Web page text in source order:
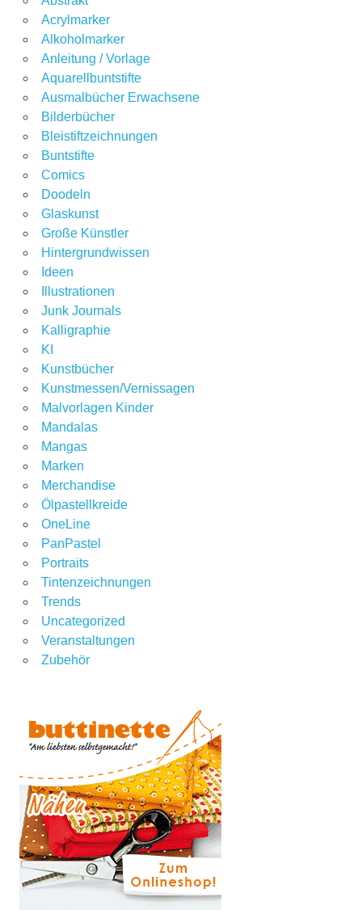
Acrylmarker
Alkoholmarker
Anleitung / Vorlage
Aquarellbuntstifte
Ausmalbücher Erwachsene
Bilderbücher
Bleistiftzeichnungen
Buntstifte
Comics
Doodeln
Glaskunst
Große Künstler
Hintergrundwissen
Ideen
Illustrationen
Junk Journals
Kalligraphie
KI
Kunstbücher
Kunstmessen/Vernissagen
Malvorlagen Kinder
Mandalas
Mangas
Marken
Merchandise
Ölpastellkreide
OneLine
PanPastel
Portraits
Tintenzeichnungen
Trends
Uncategorized
Veranstaltungen
Zubehör